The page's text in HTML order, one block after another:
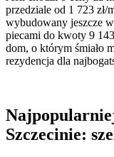
przedziale od 1 723
wybudowany jeszcze
piecami do kwoty 9
dom, o którym śmiało
rezydencja dla
Szczecinie: